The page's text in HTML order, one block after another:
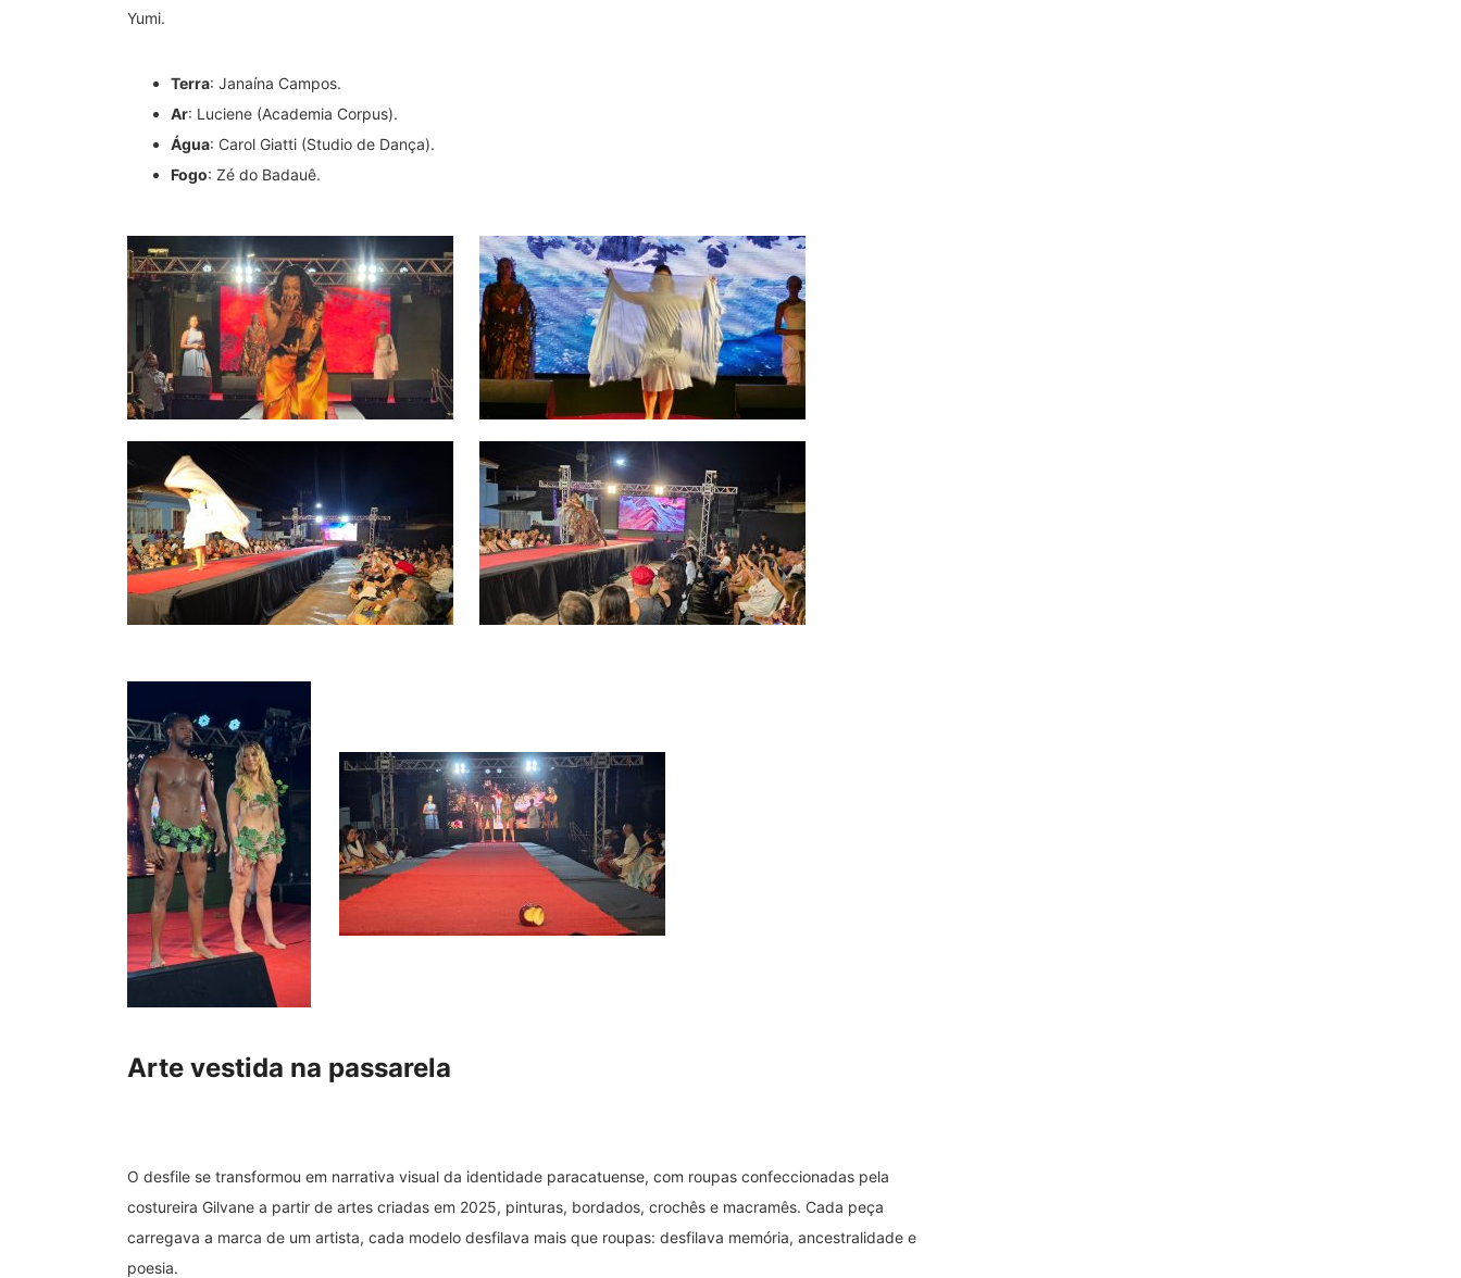
Yumi.
Terra: Janaína Campos.
Ar: Luciene (Academia Corpus).
Água: Carol Giatti (Studio de Dança).
Fogo: Zé do Badauê.
Arte vestida na passarela
O desfile se transformou em narrativa visual da identidade paracatuense, com roupas confeccionadas pela
costureira Gilvane a partir de artes criadas em 2025, pinturas, bordados, crochês e macramês. Cada peça
carregava a marca de um artista, cada modelo desfilava mais que roupas: desfilava memória, ancestralidade e
poesia.